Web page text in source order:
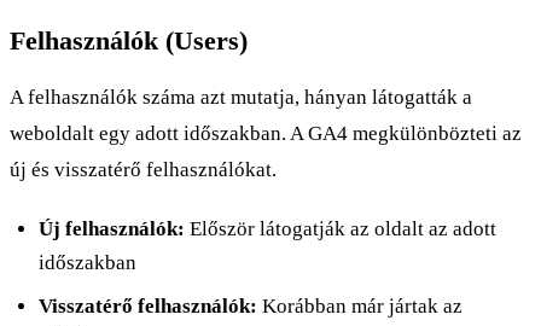
Felhasználók (Users)
A felhasználók száma azt mutatja, hányan látogatták a
weboldalt egy adott időszakban. A GA4 megkülönbözteti az
új és visszatérő felhasználókat.
Új felhasználók: Először látogatják az oldalt az adott
időszakban
Visszatérő felhasználók: Korábban már jártak az